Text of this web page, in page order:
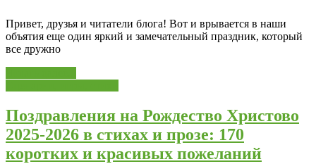
Привет, друзья и читатели блога! Вот и врывается в наши
объятия еще один яркий и замечательный праздник, который
все дружно
Поздравления на Рождество Христово
2025-2026 в стихах и прозе: 170
коротких и красивых пожеланий